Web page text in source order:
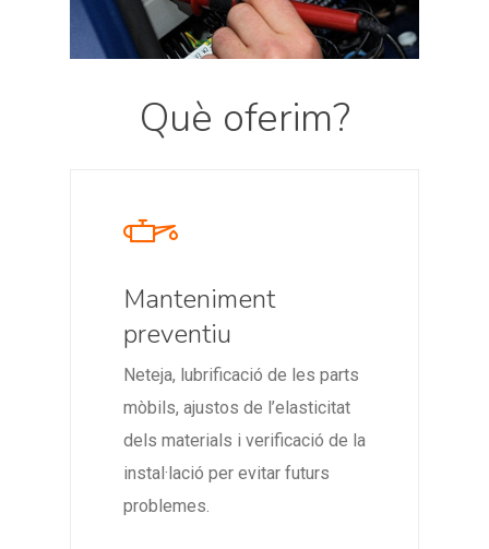
Què oferim?
Manteniment
preventiu
Neteja, lubrificació de les parts
mòbils, ajustos de l’elasticitat
dels materials i verificació de la
instal·lació per evitar futurs
problemes.